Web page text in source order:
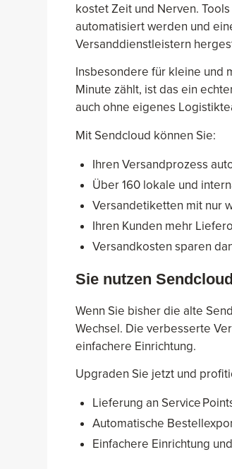
kostet Zeit und Nerven.
automatisiert werden und
Versanddienstleistern
Insbesondere für kleine und
Minute zählt, ist das ein
auch ohne eigenes
Mit Sendcloud können Sie:
Ihren Versandprozess
Über 160 lokale und
Versandetiketten mit nur
Ihren Kunden mehr
Versandkosten sparen
Sie nutzen
Wenn Sie bisher die alte
Wechsel. Die verbesserte
einfachere Einrichtung.
Upgraden Sie jetzt und
Lieferung an Service
Automatische
Einfachere Einrichtung